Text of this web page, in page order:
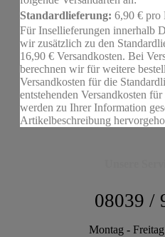
Standardlieferung: 6,90 € pro
Für Insellieferungen innerhalb
wir zusätzlich zu den
16,90 € Versandkosten. Bei
berechnen wir für weitere
Versandkosten für die
entstehenden Versandkosten
werden zu Ihrer Information
Artikelbeschreibung
08039 /
Montag -